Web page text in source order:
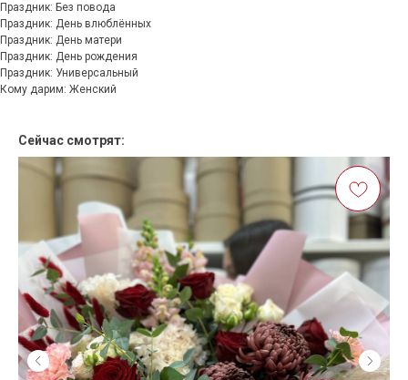
Праздник: Без повода
Праздник: День влюблённых
Праздник: День матери
Праздник: День рождения
Праздник: Универсальный
Кому дарим: Женский
Сейчас смотрят: